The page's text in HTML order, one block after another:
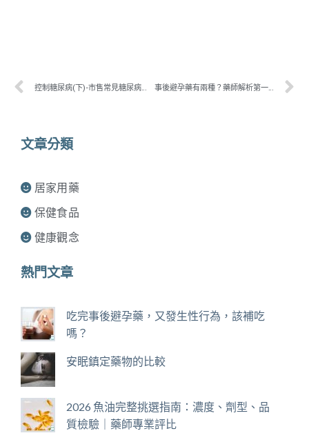
文章分類
居家用藥
保健食品
健康觀念
熱門文章
吃完事後避孕藥，又發生性行為，該補吃
嗎？
安眠鎮定藥物的比較
2026 魚油完整挑選指南：濃度、劑型、品
質檢驗｜藥師專業評比
事後避孕藥有兩種？藥師解析第一代、第二代差異與副作用｜2026